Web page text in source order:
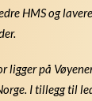
HMS og lavere
ligger på
I tillegg til